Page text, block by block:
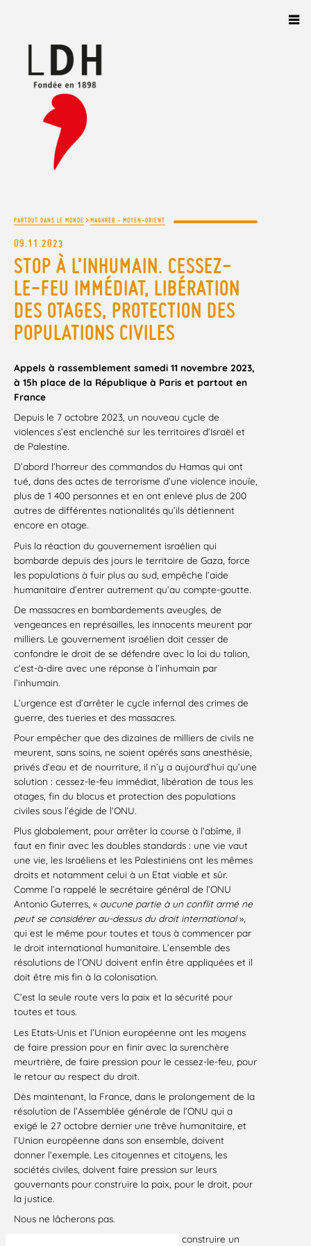
PARTOUT DANS LE MONDE >MAGHREB - MOYEN-ORIENT
09.11.2023
STOP À L’INHUMAIN. CESSEZ-
LE-FEU IMMÉDIAT, LIBÉRATION
DES OTAGES, PROTECTION DES
POPULATIONS CIVILES
Appels à rassemblement samedi 11 novembre 2023,
à 15h place de la République à Paris et partout en
France
Depuis le 7 octobre 2023, un nouveau cycle de
violences s’est enclenché sur les territoires d’Israël et
de Palestine.
D’abord l’horreur des commandos du Hamas qui ont
tué, dans des actes de terrorisme d’une violence inouïe,
plus de 1 400 personnes et en ont enlevé plus de 200
autres de différentes nationalités qu’ils détiennent
encore en otage.
Puis la réaction du gouvernement israélien qui
bombarde depuis des jours le territoire de Gaza, force
les populations à fuir plus au sud, empêche l’aide
humanitaire d’entrer autrement qu’au compte-goutte.
De massacres en bombardements aveugles, de
vengeances en représailles, les innocents meurent par
milliers. Le gouvernement israélien doit cesser de
confondre le droit de se défendre avec la loi du talion,
c’est-à-dire avec une réponse à l’inhumain par
l’inhumain.
L’urgence est d’arrêter le cycle infernal des crimes de
guerre, des tueries et des massacres.
Pour empêcher que des dizaines de milliers de civils ne
meurent, sans soins, ne soient opérés sans anesthésie,
privés d’eau et de nourriture, il n’y a aujourd’hui qu’une
solution : cessez-le-feu immédiat, libération de tous les
otages, fin du blocus et protection des populations
civiles sous l’égide de l’ONU.
Plus globalement, pour arrêter la course à l’abîme, il
faut en finir avec les doubles standards : une vie vaut
une vie, les Israéliens et les Palestiniens ont les mêmes
droits et notamment celui à un Etat viable et sûr.
Comme l’a rappelé le secrétaire général de l’ONU
Antonio Guterres, « aucune partie à un conflit armé ne
peut se considérer au-dessus du droit international»,
qui est le même pour toutes et tous à commencer par
le droit international humanitaire. L’ensemble des
résolutions de l’ONU doivent enfin être appliquées et il
doit être mis fin à la colonisation.
C’est la seule route vers la paix et la sécurité pour
toutes et tous.
Les Etats-Unis et l’Union européenne ont les moyens
de faire pression pour en finir avec la surenchère
meurtrière, de faire pression pour le cessez-le-feu, pour
le retour au respect du droit.
Dès maintenant, la France, dans le prolongement de la
résolution de l’Assemblée générale de l’ONU qui a
exigé le 27 octobre dernier une trêve humanitaire, et
l’Union européenne dans son ensemble, doivent
donner l’exemple. Les citoyennes et citoyens, les
sociétés civiles, doivent faire pression sur leurs
gouvernants pour construire la paix, pour le droit, pour
la justice.
Nous ne lâcherons pas.
Ensemble nous pouvons, nous devons construire un